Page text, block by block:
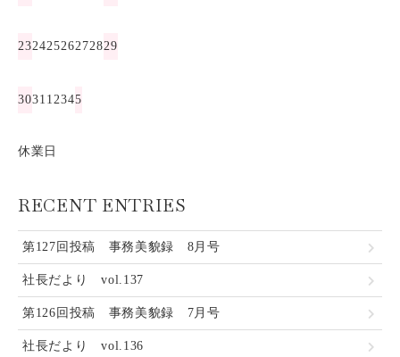
23242526272829
3031 12345
休業日
RECENT ENTRIES
第127回投稿 事務美貌録 8月号
社長だより vol.137
第126回投稿 事務美貌録 7月号
社長だより vol.136